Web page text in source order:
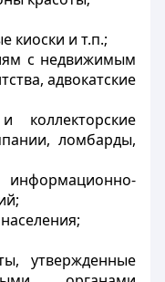
киоски и т.п.;
с недвижимым
адвокатские
коллекторские
ломбарды,
утвержденные